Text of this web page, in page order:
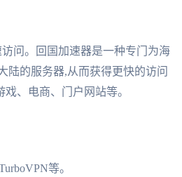
问。回国加速器是一种专门为海
陆的服务器,从而获得更快的访问
、电商、门户网站等。
等。